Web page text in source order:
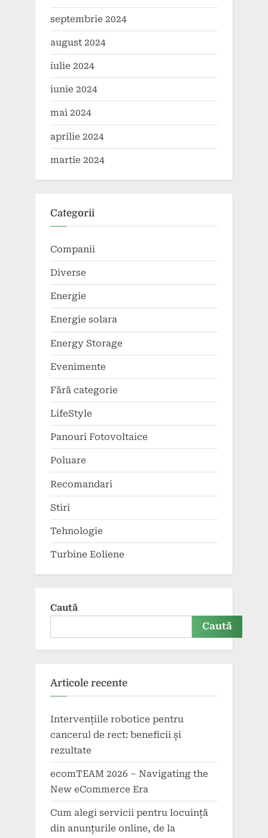
septembrie 2024
august 2024
iulie 2024
iunie 2024
mai 2024
aprilie 2024
martie 2024
Categorii
Companii
Diverse
Energie
Energie solara
Energy Storage
Evenimente
Fără categorie
LifeStyle
Panouri Fotovoltaice
Poluare
Recomandari
Stiri
Tehnologie
Turbine Eoliene
Caută
Caută
Articole recente
Intervențiile robotice pentru
cancerul de rect: beneficii și
rezultate
ecomTEAM 2026 – Navigating the
New eCommerce Era
Cum alegi servicii pentru locuință
din anunțurile online, de la